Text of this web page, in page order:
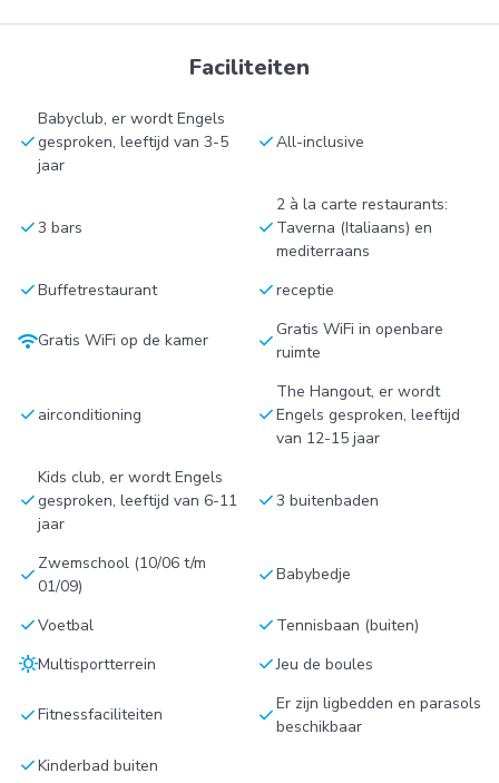
Faciliteiten
check
Babyclub, er wordt Engels
gesproken, leeftijd van 3-5
jaar
checkAll-inclusive
check3 bars check
2 à la carte restaurants:
Taverna (Italiaans) en
mediterraans
checkBuffetrestaurant checkreceptie
wifiGratis WiFi op de kamer check Gratis WiFi in openbare
ruimte
check airconditioning check
The Hangout, er wordt
Engels gesproken, leeftijd
van 12-15 jaar
check
Kids club, er wordt Engels
gesproken, leeftijd van 6-11
jaar
check3 buitenbaden
check Zwemschool (10/06 t/m
01/09)
checkBabybedje
checkVoetbal check Tennisbaan (buiten)
sunnyMultisportterrein checkJeu de boules
checkFitnessfaciliteiten checkEr zijn ligbedden en parasols
beschikbaar
checkKinderbad buiten